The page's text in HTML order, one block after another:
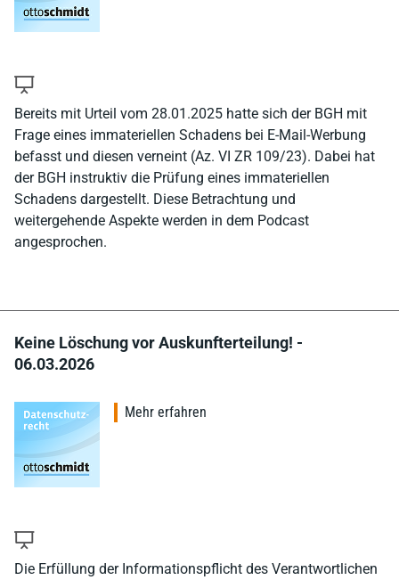
Bereits mit Urteil vom 28.01.2025 hatte sich der BGH mit
Frage eines immateriellen Schadens bei E-Mail-Werbung
befasst und diesen verneint (Az. VI ZR 109/23). Dabei hat
der BGH instruktiv die Prüfung eines immateriellen
Schadens dargestellt. Diese Betrachtung und
weitergehende Aspekte werden in dem Podcast
angesprochen.
Keine Löschung vor Auskunfterteilung! -
06.03.2026
Die Erfüllung der Informationspflicht des Verantwortlichen
Mehr erfahren